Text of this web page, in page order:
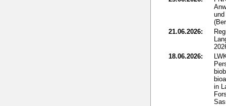
21.06.2026:
18.06.2026:
in